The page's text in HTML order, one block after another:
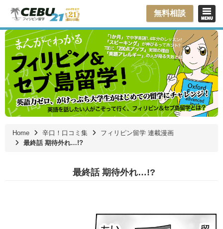
無料相談
Home 辛口！口コミ集
フィリピン留学 連載漫画
最終話 期待外れ…!?
最終話 期待外れ…!?